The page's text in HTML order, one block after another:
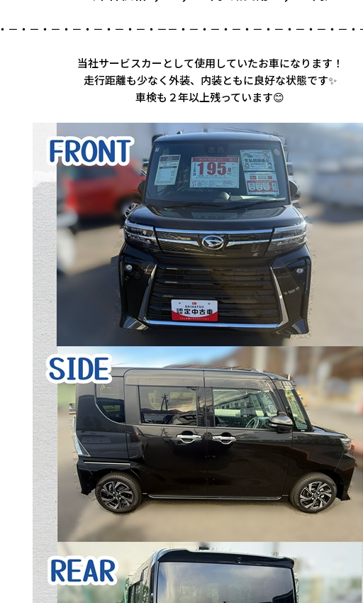
・－・－・－・－・－・－・－・－－・－・－・－・－・－・－・－・－・
当社サービスカーとして使用していたお車になります！
走行距離も少なく外装、内装ともに良好な状態です✨
車検も２年以上残っています😊